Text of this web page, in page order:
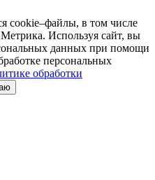
cookie–файлы, в том числе
Используя сайт, вы
данных при помощи
персональных
обработки